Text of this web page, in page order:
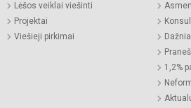
Lėšos veiklai viešinti
Projektai
Viešieji pirkimai
1,2%